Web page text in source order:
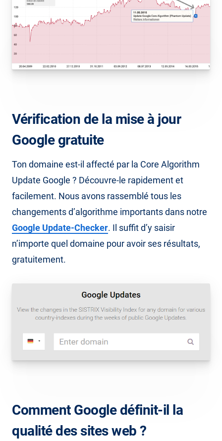
Vérification de la mise à jour
Google gratuite
Ton domaine est-il affecté par la Core Algorithm
Update Google ? Découvre-le rapidement et
facilement. Nous avons rassemblé tous les
changements d’algorithme importants dans notre
Google Update-Checker. Il suffit d’y saisir
n’importe quel domaine pour avoir ses résultats,
gratuitement.
Comment Google définit-il la
qualité des sites web ?